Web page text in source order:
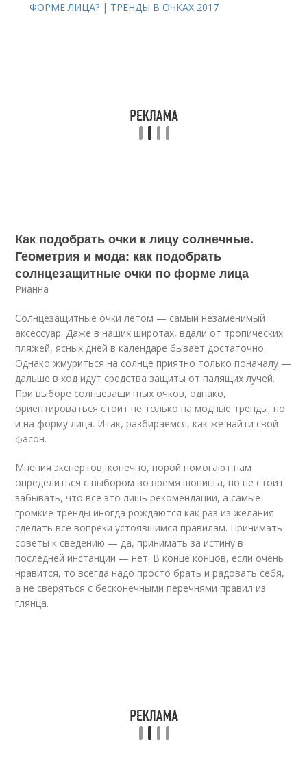
ФОРМЕ ЛИЦА? | ТРЕНДЫ В ОЧКАХ 2017
Как подобрать очки к лицу солнечные.
Геометрия и мода: как подобрать
солнцезащитные очки по форме лица
Рианна
Солнцезащитные очки летом — самый незаменимый
аксессуар. Даже в наших широтах, вдали от тропических
пляжей, ясных дней в календаре бывает достаточно.
Однако жмуриться на солнце приятно только поначалу —
дальше в ход идут средства защиты от палящих лучей.
При выборе солнцезащитных очков, однако,
ориентироваться стоит не только на модные тренды, но
и на форму лица. Итак, разбираемся, как же найти свой
фасон.
Мнения экспертов, конечно, порой помогают нам
определиться с выбором во время шопинга, но не стоит
забывать, что все это лишь рекомендации, а самые
громкие тренды иногда рождаются как раз из желания
сделать все вопреки устоявшимся правилам. Принимать
советы к сведению — да, принимать за истину в
последней инстанции — нет. В конце концов, если очень
нравится, то всегда надо просто брать и радовать себя,
а не сверяться с бесконечными перечнями правил из
глянца.